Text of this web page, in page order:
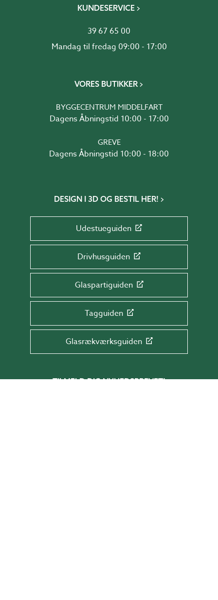
KUNDESERVICE
39 67 65 00
Mandag til fredag 09:00 - 17:00
VORES BUTIKKER
BYGGECENTRUM MIDDELFART
Dagens Åbningstid 10:00 - 17:00
GREVE
Dagens Åbningstid 10:00 - 18:00
DESIGN I 3D OG BESTIL HER!
Udestueguiden
Drivhusguiden
Glaspartiguiden
Tagguiden
Glasrækværksguiden
TILMELD DIG NYHEDSBREVET!